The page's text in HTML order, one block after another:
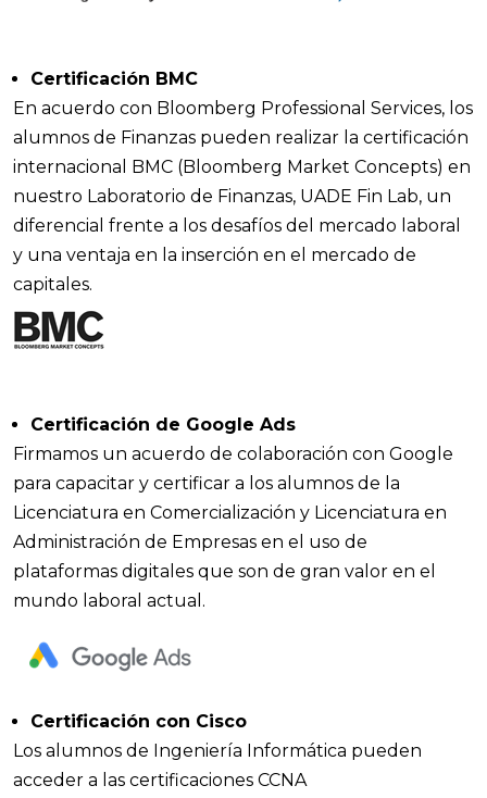
Certificación BMC
En acuerdo con Bloomberg Professional Services, los
alumnos de Finanzas pueden realizar la certificación
internacional BMC (Bloomberg Market Concepts) en
nuestro Laboratorio de Finanzas, UADE Fin Lab, un
diferencial frente a los desafíos del mercado laboral
y una ventaja en la inserción en el mercado de
capitales.
Certificación de Google Ads
Firmamos un acuerdo de colaboración con Google
para capacitar y certificar a los alumnos de la
Licenciatura en Comercialización y Licenciatura en
Administración de Empresas en el uso de
plataformas digitales que son de gran valor en el
mundo laboral actual.
Certificación con Cisco
Los alumnos de Ingeniería Informática pueden
acceder a las certificaciones CCNA